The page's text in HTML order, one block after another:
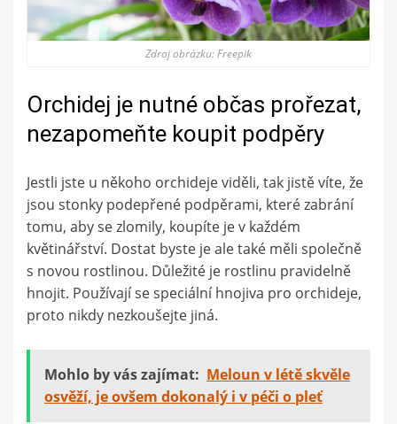
Zdroj obrázku: Freepik
Orchidej je nutné občas prořezat,
nezapomeňte koupit podpěry
Jestli jste u někoho orchideje viděli, tak jistě víte, že
jsou stonky podepřené podpěrami, které zabrání
tomu, aby se zlomily, koupíte je v každém
květinářství. Dostat byste je ale také měli společně
s novou rostlinou. Důležité je rostlinu pravidelně
hnojit. Používají se speciální hnojiva pro orchideje,
proto nikdy nezkoušejte jiná.
Mohlo by vás zajímat: Meloun v létě skvěle
osvěží, je ovšem dokonalý i v péči o pleť